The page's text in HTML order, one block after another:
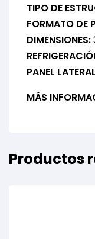
TIPO DE
FORMATO DE
DIMENSIONES:
PANEL
MÁS
Productos